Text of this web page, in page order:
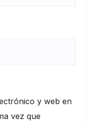
y web en
vez que